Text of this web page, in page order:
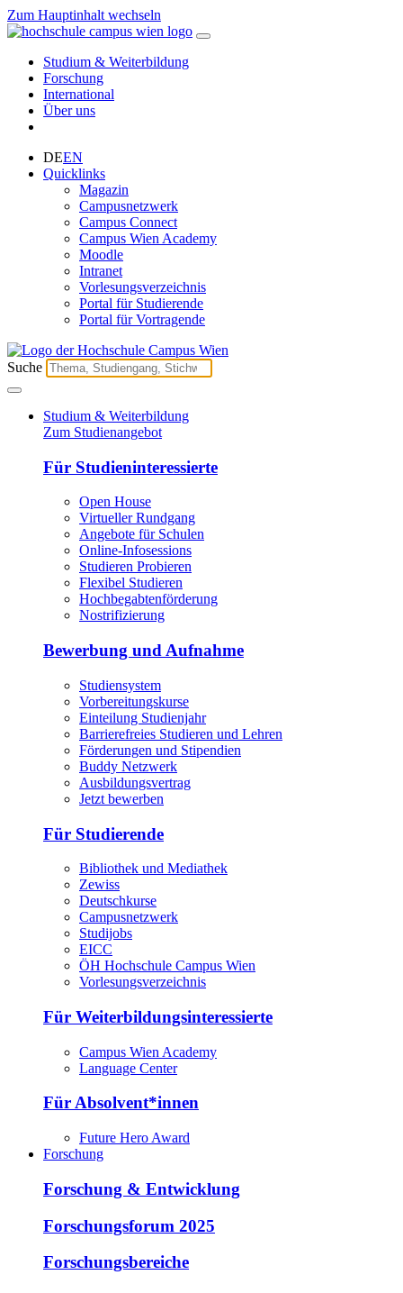
Zum Hauptinhalt wechseln
Studium & Weiterbildung
Forschung
International
Über uns
DEEN
Quicklinks
Magazin
Campusnetzwerk
Campus Connect
Campus Wien Academy
Moodle
Intranet
Vorlesungsverzeichnis
Portal für Studierende
Portal für Vortragende
Suche
Studium & Weiterbildung
Zum Studienangebot
Für Studieninteressierte
Open House
Virtueller Rundgang
Angebote für Schulen
Online-Infosessions
Studieren Probieren
Flexibel Studieren
Hochbegabtenförderung
Nostrifizierung
Bewerbung und Aufnahme
Studiensystem
Vorbereitungskurse
Einteilung Studienjahr
Barrierefreies Studieren und Lehren
Förderungen und Stipendien
Buddy Netzwerk
Ausbildungsvertrag
Jetzt bewerben
Für Studierende
Bibliothek und Mediathek
Zewiss
Deutschkurse
Campusnetzwerk
Studijobs
EICC
ÖH Hochschule Campus Wien
Vorlesungsverzeichnis
Für Weiterbildungsinteressierte
Campus Wien Academy
Language Center
Für Absolvent*innen
Future Hero Award
Forschung
Forschung & Entwicklung
Forschungsforum 2025
Forschungsbereiche